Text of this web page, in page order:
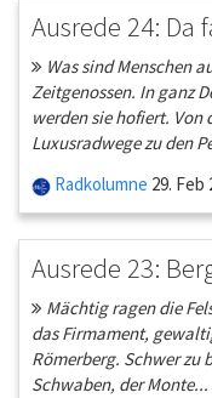
Ausrede 24: Da
Was sind Menschen
Zeitgenossen. In ganz
werden sie hofiert. Von
Luxusradwege zu den
Radkolumne 29. Feb
Ausrede 23:
Mächtig ragen die
das Firmament,
Römerberg. Schwer zu
Schwaben, der Monte...